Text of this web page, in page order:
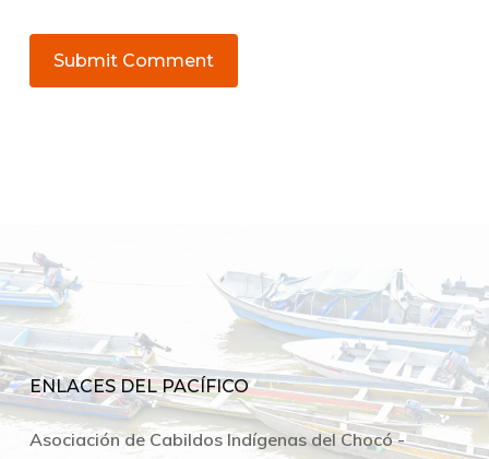
ENLACES DEL PACÍFICO
Asociación de Cabildos Indígenas del Chocó -